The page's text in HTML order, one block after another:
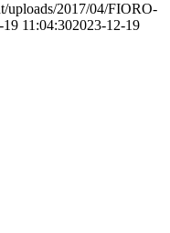
uploads/2017/04/FIORO-
19 11:04:302023-12-19